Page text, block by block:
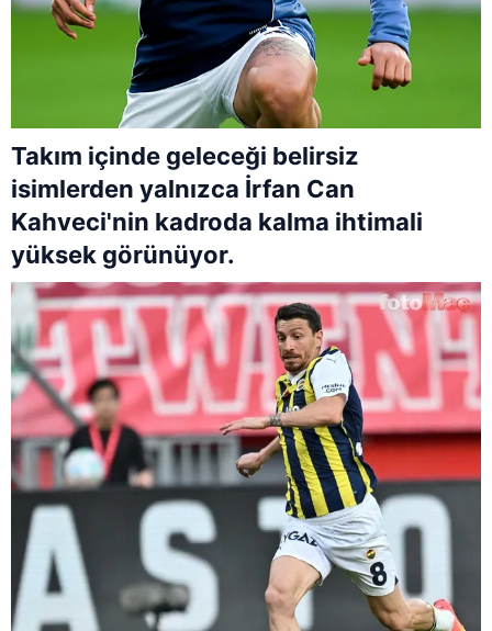
Takım içinde geleceği belirsiz
isimlerden yalnızca İrfan Can
Kahveci'nin kadroda kalma ihtimali
yüksek görünüyor.